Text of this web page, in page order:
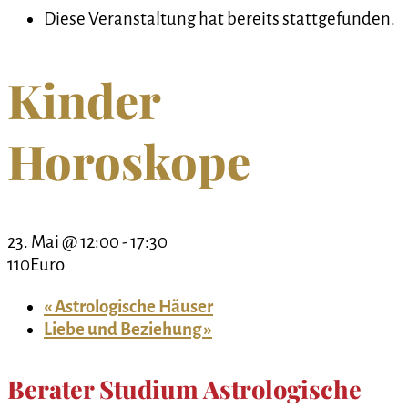
Diese Veranstaltung hat bereits stattgefunden.
Kinder
Horoskope
23. Mai @ 12:00-17:30
110Euro
«Astrologische Häuser
Liebe und Beziehung»
Berater Studium Astrologische